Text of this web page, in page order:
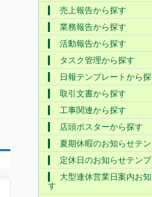
売上報告から探す
業務報告から探す
活動報告から探す
タスク管理から探す
日報テンプレートから
取引文書から探す
工事関連から探す
店頭ポスターから探す
夏期休暇のお知らせテ
定休日のお知らせテン
大型連休営業日案内お
す